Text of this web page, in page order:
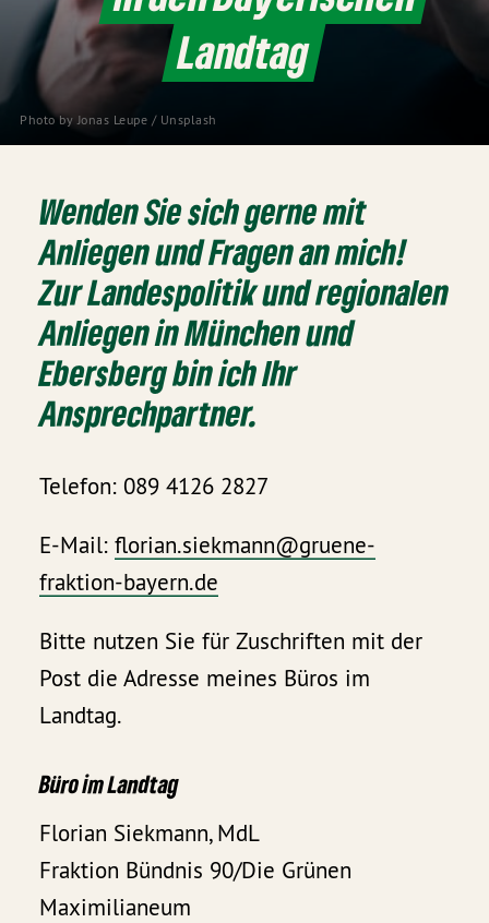
Photo by Jonas Leupe / Unsplash
Landtag
Wenden Sie sich gerne mit
Anliegen und Fragen an mich!
Zur Landespolitik und regionalen
Anliegen in München und
Ebersberg bin ich Ihr
Ansprechpartner.
Telefon: 089 4126 2827
E-Mail:florian.siekmann@gruene-
fraktion-bayern.de
Bitte nutzen Sie für Zuschriften mit der
Post die Adresse meines Büros im
Landtag.
Büro im Landtag
Florian Siekmann, MdL
Fraktion Bündnis 90/Die Grünen
Maximilianeum